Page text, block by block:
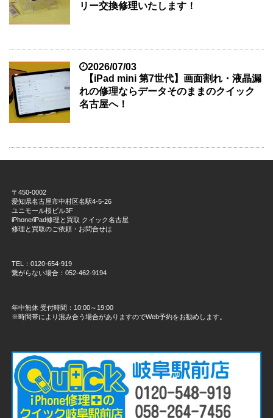
リー交換修理いたします！
2026/07/03
【iPad mini 第7世代】画面割れ・液晶漏
れの修理ならデータそのままのクイック
名古屋へ！
〒450-0002
愛知県名古屋市中村区名駅4-5-26
ユニモール桜ビル3F
iPhone/iPad修理と買取 クイック名古屋
修理と買取のご依頼・お問合せは
TEL：0120-654-919
繋がらない場合：052-462-9194
年中無休 受付時間：10:00～19:00
※時間帯により混み合う場合がありますのでWeb予約をお勧めします。